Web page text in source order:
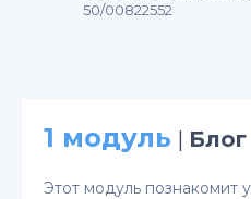
50/00822552
1 модуль |
Этот модуль познакомит